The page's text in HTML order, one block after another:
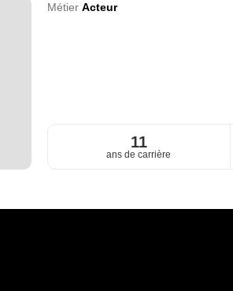
Métier Acteur
11
ans de carrière